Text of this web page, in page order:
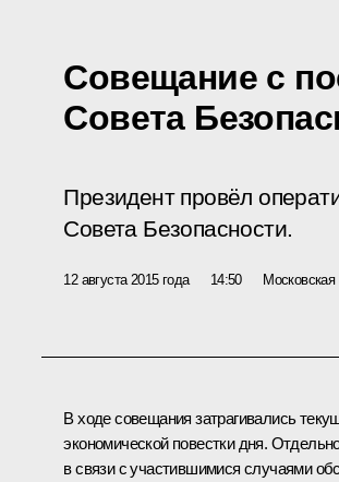
Совещание с
Совета
Президент провёл
Совета Безопасности.
12 августа 2015 года 14:50
В ходе совещания затрагивались
экономической повестки дня.
в связи с участившимися случаями